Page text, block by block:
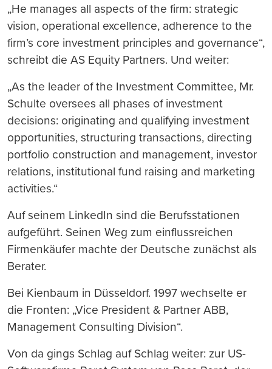
„He manages all aspects of the firm: strategic
vision, operational excellence, adherence to the
firm’s core investment principles and governance“,
schreibt die AS Equity Partners. Und weiter:
„As the leader of the Investment Committee, Mr.
Schulte oversees all phases of investment
decisions: originating and qualifying investment
opportunities, structuring transactions, directing
portfolio construction and management, investor
relations, institutional fund raising and marketing
activities.“
Auf seinem LinkedIn sind die Berufsstationen
aufgeführt. Seinen Weg zum einflussreichen
Firmenkäufer machte der Deutsche zunächst als
Berater.
Bei Kienbaum in Düsseldorf. 1997 wechselte er
die Fronten: „Vice President & Partner ABB,
Management Consulting Division“.
Von da gings Schlag auf Schlag weiter: zur US-